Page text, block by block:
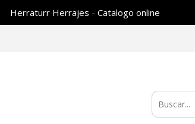
Herraturr Herrajes - Catalogo online